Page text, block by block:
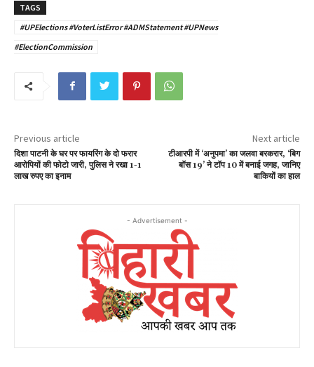
TAGS
#UPElections #VoterListError #ADMStatement #UPNews
#ElectionCommission
Previous article
दिशा पाटनी के घर पर फायरिंग के दो फरार
आरोपियों की फोटो जारी, पुलिस ने रखा 1-1
लाख रुपए का इनाम
Next article
टीआरपी में ‘अनुपमा’ का जलवा बरकरार, ‘बिग
बॉस 19’ ने टॉप 10 में बनाई जगह, जानिए
बाकियों का हाल
- Advertisement -